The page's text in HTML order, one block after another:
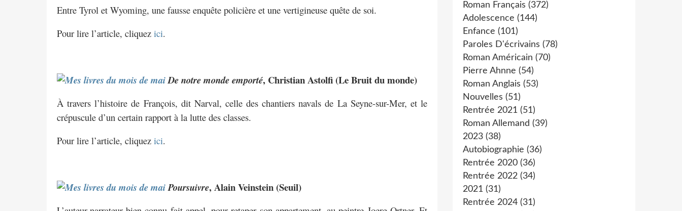
Entre Tyrol et Wyoming, une fausse enquête policière et une vertigineuse quête de soi.
Pour lire l’article, cliquez ici.
De notre monde emporté, Christian Astolfi (Le Bruit du monde)
À travers l’histoire de François, dit Narval, celle des chantiers navals de La Seyne-sur-Mer, et le
crépuscule d’un certain rapport à la lutte des classes.
Pour lire l’article, cliquez ici.
Poursuivre, Alain Veinstein (Seuil)
Roman Français (372)
Adolescence (144)
Enfance (101)
Paroles D'écrivains (78)
Roman Américain (70)
Pierre Ahnne (54)
Roman Anglais (53)
Nouvelles (51)
Rentrée 2021 (51)
Roman Allemand (39)
2023 (38)
Autobiographie (36)
Rentrée 2020 (36)
Rentrée 2022 (34)
2021 (31)
Rentrée 2024 (31)